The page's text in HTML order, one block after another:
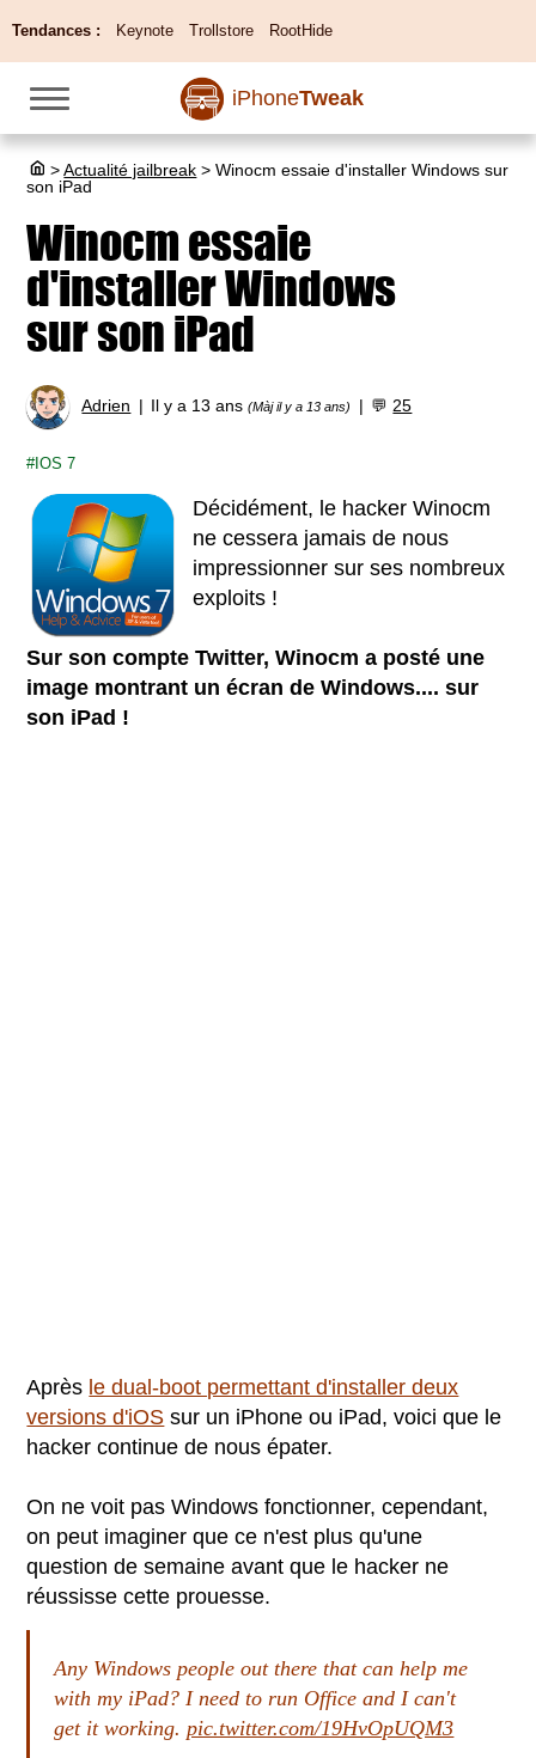
Tendances : Keynote Trollstore RootHide
iPhoneTweak
> Actualité jailbreak > Winocm essaie d'installer Windows sur
son iPad
Winocm essaie
d'installer Windows
sur son iPad
Adrien Il y a 13 ans(Màj il y a 13 ans) 💬25
IOS 7
Décidément, le hacker Winocm
ne cessera jamais de nous
impressionner sur ses nombreux
exploits !
Sur son compte Twitter, Winocm a posté une
image montrant un écran de Windows.... sur
son iPad !
Après le dual-boot permettant d'installer deux
versions d'iOS sur un iPhone ou iPad, voici que le
hacker continue de nous épater.
On ne voit pas Windows fonctionner, cependant,
on peut imaginer que ce n'est plus qu'une
question de semaine avant que le hacker ne
réussisse cette prouesse.
Any Windows people out there that can help me
with my iPad? I need to run Office and I can't
get it working.pic.twitter.com/19HvOpUQM3